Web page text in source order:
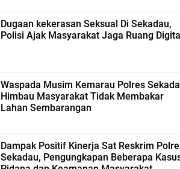
Dugaan kekerasan Seksual Di Sekadau,
Polisi Ajak Masyarakat Jaga Ruang
Waspada Musim Kemarau Polres
Himbau Masyarakat Tidak Membakar
Lahan Sembarangan
Dampak Positif Kinerja Sat Reskrim
Sekadau, Pengungkapan Beberapa